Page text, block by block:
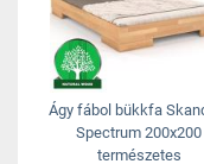
Ágy fábol bükkfa
Spectrum 200x200
természetes